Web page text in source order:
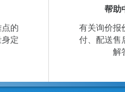
的
定
帮助
有关询价报
付、配送售
解